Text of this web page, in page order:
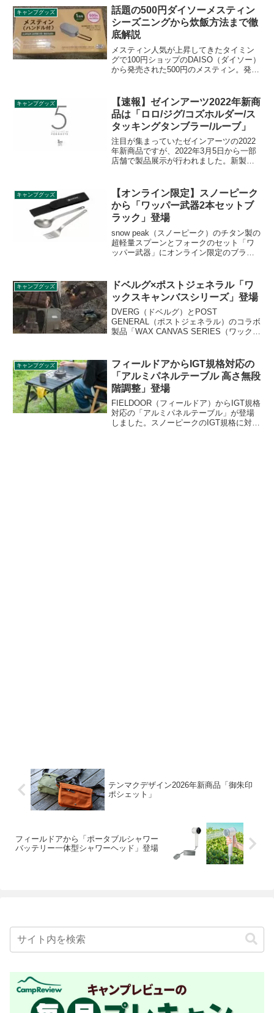
ケージに梱包されています。詳細をレビ
ューします。
キャンプグッズ
話題の500円ダイソーメスティン
シーズニングから炊飯方法まで徹
底解説
メスティン人気が上昇してきたタイミン
グで100円ショップのDAISO（ダイソー）
から発売された500円のメスティン。発売
に必要なシーズニング手順、その後の炊
飯方法について解説します。
キャンプグッズ
【速報】ゼインアーツ2022年新商
品は「ロロ/ジグ/コズホルダー/ス
タッキングタンブラー/ルーブ」
注目が集まっていたゼインアーツの2022
年新商品ですが、2022年3月5日から一部
店舗で製品展示が行われました。新製品5
「ルーブ」です。詳細をレビューしま
す。
キャンプグッズ
【オンライン限定】スノーピーク
から「ワッパー武器2本セットブ
ラック」登場
snow peak（スノーピーク）のチタン製の
超軽量スプーンとフォークのセット「ワ
ッパー武器」にオンライン限定のブラッ
すが、収納ケースがブラックに変更され
ています。詳細をレビューします。
キャンプグッズ
ドベルグ×ポストジェネラル「ワ
ックスキャンバスシリーズ」登場
DVERG（ドベルグ）とPOST
GENERAL（ポストジェネラル）のコラボ
製品「WAX CANVAS SERIES（ワックス
感とシックな味わいの革が際立つシリー
ズです。詳細をレビューします。
キャンプグッズ
フィールドアからIGT規格対応の
「アルミパネルテーブル 高さ無段
階調整」登場
FIELDOOR（フィールドア）からIGT規格
対応の「アルミパネルテーブル」が登場
しました。スノーピークのIGT規格に対応
テンマクデザイン2026年新商品「御朱印
ポシェット」
フィールドアから「ポータブルシャワー
バッテリー一体型シャワーヘッド」登場